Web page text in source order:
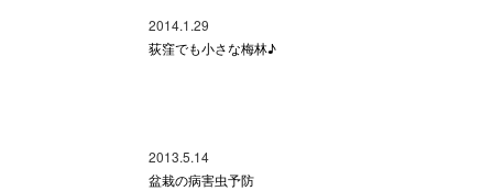
2014.1.29
荻窪でも小さな梅林♪
2013.5.14
盆栽の病害虫予防